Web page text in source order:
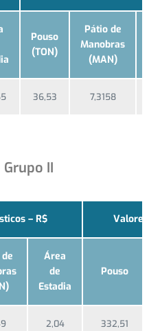
Pouso
(TON)
Pátio de
Manobras
(MAN)
36,53 7,3158
II
– R$
Área
de
Estadia
Pouso
2,04 332,51